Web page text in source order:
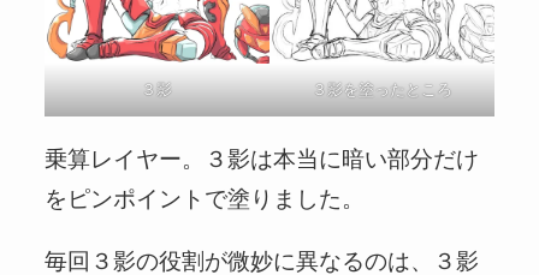
３影 ３影を塗ったところ
乗算レイヤー。３影は本当に暗い部分だけ
をピンポイントで塗りました。
毎回３影の役割が微妙に異なるのは、３影